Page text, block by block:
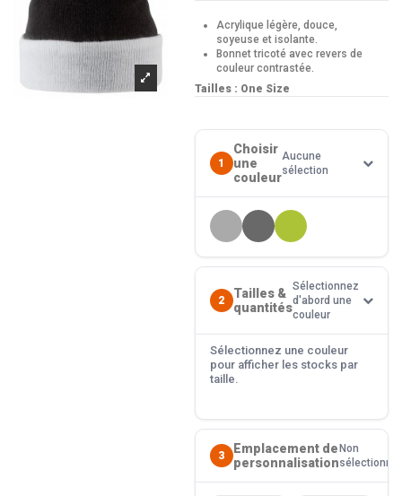
Acrylique légère, douce,
soyeuse et isolante.
Bonnet tricoté avec revers de
couleur contrastée.
Tailles : One Size
1
Choisir
une
couleur
Aucune
sélection
2
Tailles &
quantités
Sélectionnez
d'abord une
couleur
Sélectionnez une couleur
pour afficher les stocks par
taille.
3
Emplacement de
personnalisation
Non
sélectionné